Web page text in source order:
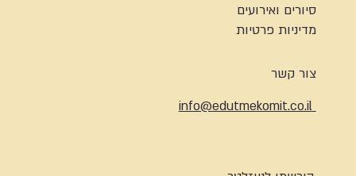
סיורים ואירועים
מדיניות פרטיות
צור קשר
info@edutmekomit.co.il